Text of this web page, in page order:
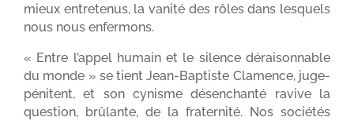
mieux entretenus, la vanité des rôles dans lesquels
nous nous enfermons.
« Entre l’appel humain et le silence déraisonnable
du monde » se tient Jean-Baptiste Clamence, juge-
pénitent, et son cynisme désenchanté ravive la
question, brûlante, de la fraternité. Nos sociétés